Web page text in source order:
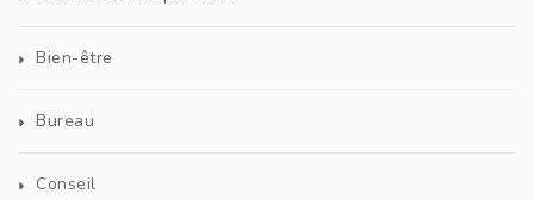
Bien-être
Bureau
Conseil